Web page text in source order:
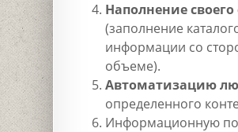
Наполнение
(заполнение
информации со
объеме).
Автоматизацию
определенного
Информационную